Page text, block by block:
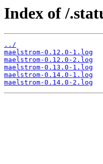
Index of /
../
maelstrom-0.12.0-1.log
maelstrom-0.12.0-2.log
maelstrom-0.13.0-1.log
maelstrom-0.14.0-1.log
maelstrom-0.14.0-2.log